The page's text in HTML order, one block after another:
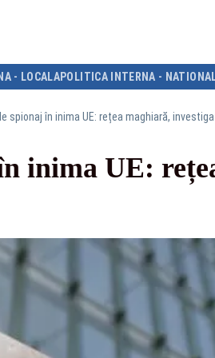
- LOCALAPOLITICA INTERNA -
spionaj în inima UE: rețea maghiară,
inima UE: